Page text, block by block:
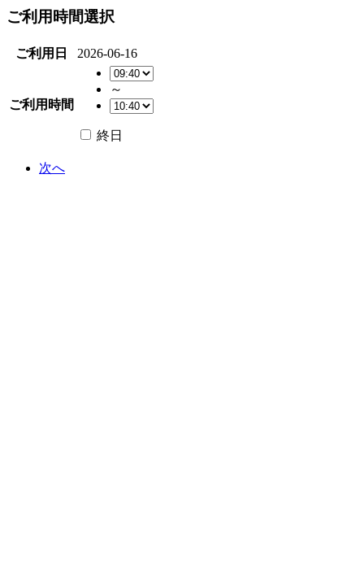
ご利用時間選択
ご利用日 2026-06-16
ご利用時間
～
終日
次へ